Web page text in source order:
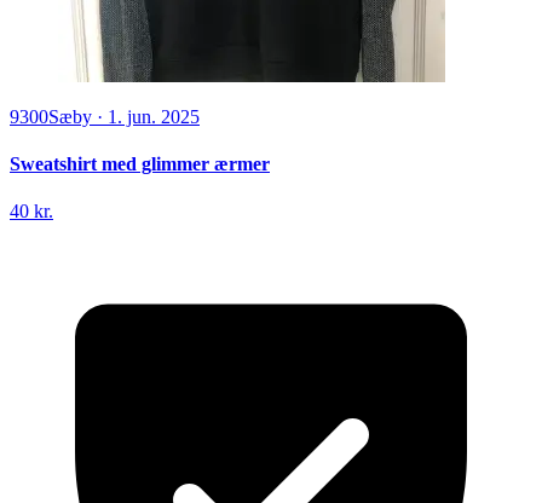
9300Sæby · 1. jun. 2025
Sweatshirt med glimmer ærmer
40 kr.